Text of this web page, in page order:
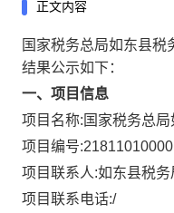
正文内容
国家税务总局如东县税
结果公示如下：
一、项目信息
项目名称: 国家税务总
项目编号:
项目联系人:如东县税务
项目联系电话:/